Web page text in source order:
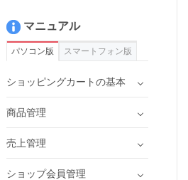
マニュアル
パソコン版 スマートフォン版
ショッピングカートの基本
商品管理
売上管理
ショップ会員管理